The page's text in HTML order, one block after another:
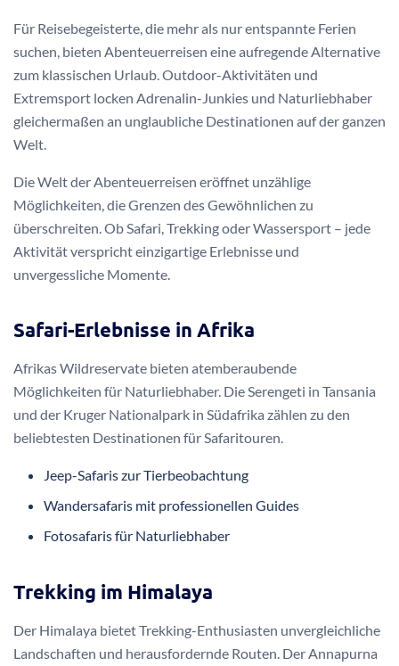
Für Reisebegeisterte, die mehr als nur entspannte Ferien
suchen, bieten Abenteuerreisen eine aufregende Alternative
zum klassischen Urlaub. Outdoor-Aktivitäten und
Extremsport locken Adrenalin-Junkies und Naturliebhaber
gleichermaßen an unglaubliche Destinationen auf der ganzen
Welt.
Die Welt der Abenteuerreisen eröffnet unzählige
Möglichkeiten, die Grenzen des Gewöhnlichen zu
überschreiten. Ob Safari, Trekking oder Wassersport – jede
Aktivität verspricht einzigartige Erlebnisse und
unvergessliche Momente.
Safari-Erlebnisse in Afrika
Afrikas Wildreservate bieten atemberaubende
Möglichkeiten für Naturliebhaber. Die Serengeti in Tansania
und der Kruger Nationalpark in Südafrika zählen zu den
beliebtesten Destinationen für Safaritouren.
Jeep-Safaris zur Tierbeobachtung
Wandersafaris mit professionellen Guides
Fotosafaris für Naturliebhaber
Trekking im Himalaya
Der Himalaya bietet Trekking-Enthusiasten unvergleichliche
Landschaften und herausfordernde Routen. Der Annapurna